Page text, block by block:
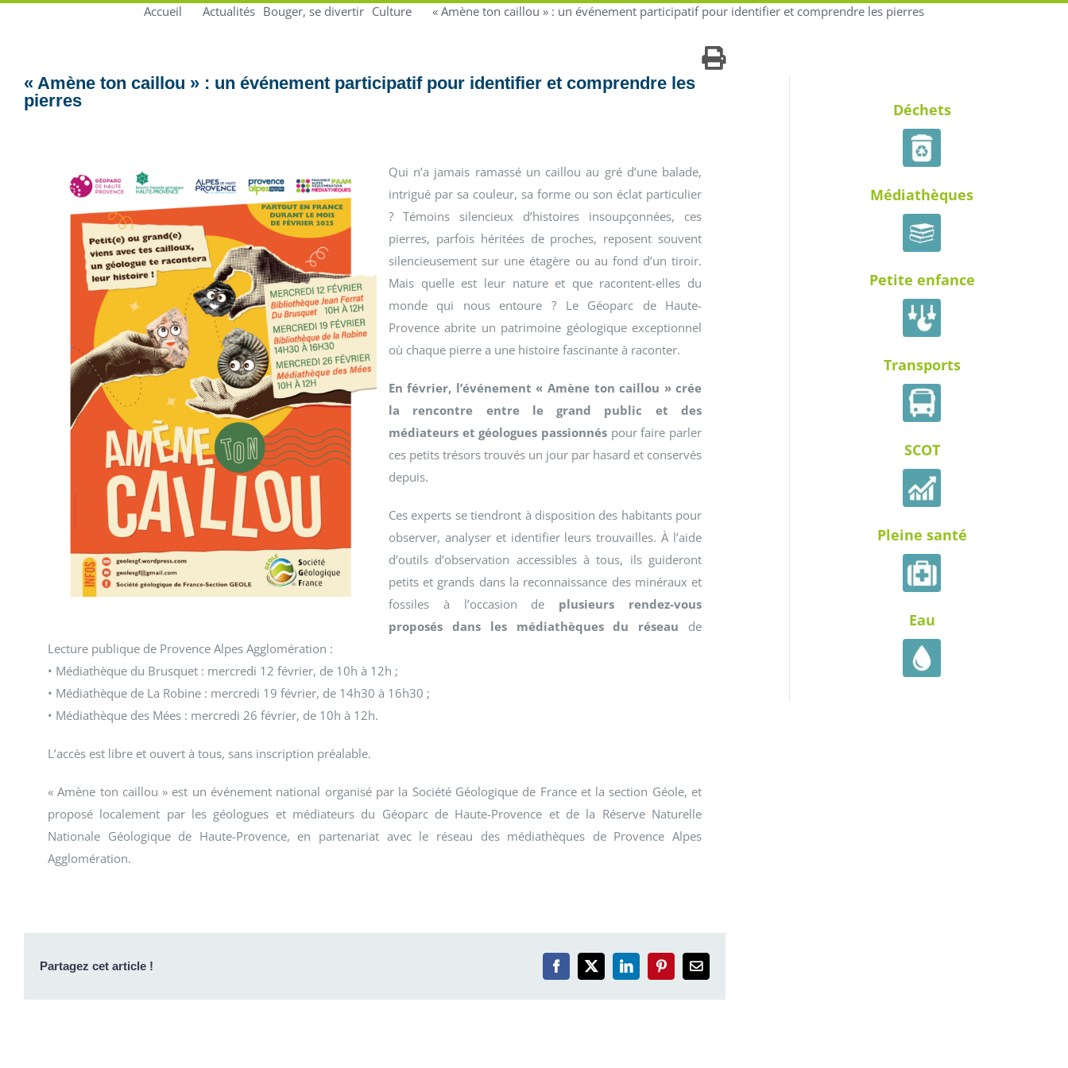
Accueil Actualités Bouger, se divertir Culture « Amène ton caillou » : un événement participatif pour identifier et comprendre les pierres
« Amène ton caillou » : un événement participatif pour identifier et comprendre les
pierres
Qui n’a jamais ramassé un caillou au gré d’une balade,
intrigué par sa couleur, sa forme ou son éclat particulier
? Témoins silencieux d’histoires insoupçonnées, ces
pierres, parfois héritées de proches, reposent souvent
silencieusement sur une étagère ou au fond d’un tiroir.
Mais quelle est leur nature et que racontent-elles du
monde qui nous entoure ? Le Géoparc de Haute-
Provence abrite un patrimoine géologique exceptionnel
où chaque pierre a une histoire fascinante à raconter.
En février, l’événement « Amène ton caillou » crée
la rencontre entre le grand public et des
médiateurs et géologues passionnés pour faire parler
ces petits trésors trouvés un jour par hasard et conservés
depuis.
Ces experts se tiendront à disposition des habitants pour
observer, analyser et identifier leurs trouvailles. À l’aide
d’outils d’observation accessibles à tous, ils guideront
petits et grands dans la reconnaissance des minéraux et
fossiles à l’occasion de plusieurs rendez-vous
proposés dans les médiathèques du réseau de
Lecture publique de Provence Alpes Agglomération :
• Médiathèque du Brusquet : mercredi 12 février, de 10h à 12h ;
• Médiathèque de La Robine : mercredi 19 février, de 14h30 à 16h30 ;
• Médiathèque des Mées : mercredi 26 février, de 10h à 12h.
L’accès est libre et ouvert à tous, sans inscription préalable.
« Amène ton caillou » est un événement national organisé par la Société Géologique de France et la section Géole, et
proposé localement par les géologues et médiateurs du Géoparc de Haute-Provence et de la Réserve Naturelle
Nationale Géologique de Haute-Provence, en partenariat avec le réseau des médiathèques de Provence Alpes
Agglomération.
Partagez cet article ! Facebook
X LinkedInPinterestEmail
Déchets
Médiathèques
Petite enfance
Transports
SCOT
Pleine santé
Eau